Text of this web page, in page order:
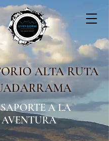
ALTA RUTA
A LA
AVENTURA